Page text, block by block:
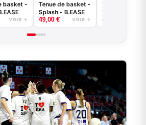
basket -
VOIR →
Tenue de basket -
Splash - B.EASE
49,00 € VOIR →
Tenue de
Tiger - B.EASE
49,00